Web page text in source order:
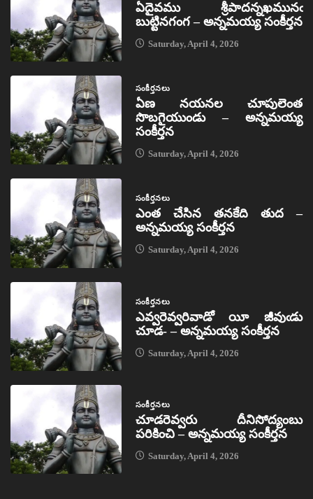
ఏదైవము శ్రీపాదన్నఖమునఁ
బుట్టినగంగ – అన్నమయ్య సంకీర్తన
Saturday, April 4, 2026
సంకీర్తనలు
ఏణ నయనల చూపులెంత
సొబగైయుండు – అన్నమయ్య
సంకీర్తన
Saturday, April 4, 2026
సంకీర్తనలు
ఎంత చేసిన తనకేది తుద –
అన్నమయ్య సంకీర్తన
Saturday, April 4, 2026
సంకీర్తనలు
ఎవ్వరెవ్వరివాడో యీ జీవుఁడు
చూడ- – అన్నమయ్య సంకీర్తన
Saturday, April 4, 2026
సంకీర్తనలు
చూడరెవ్వరు దీనిసోద్యంబు
పరికించి – అన్నమయ్య సంకీర్తన
Saturday, April 4, 2026